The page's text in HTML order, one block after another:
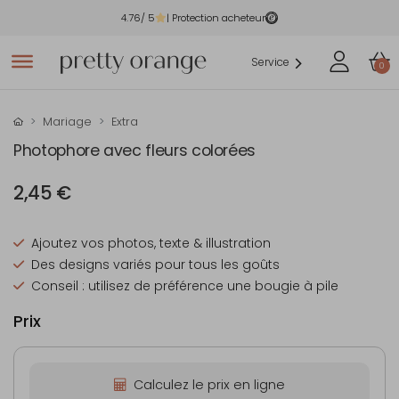
4.76/ 5 | Protection acheteur
Service 0
Mariage Extra
Photophore avec fleurs colorées
2,45 €
Ajoutez vos photos, texte & illustration
Des designs variés pour tous les goûts
Conseil : utilisez de préférence une bougie à pile
Prix
Calculez le prix en ligne